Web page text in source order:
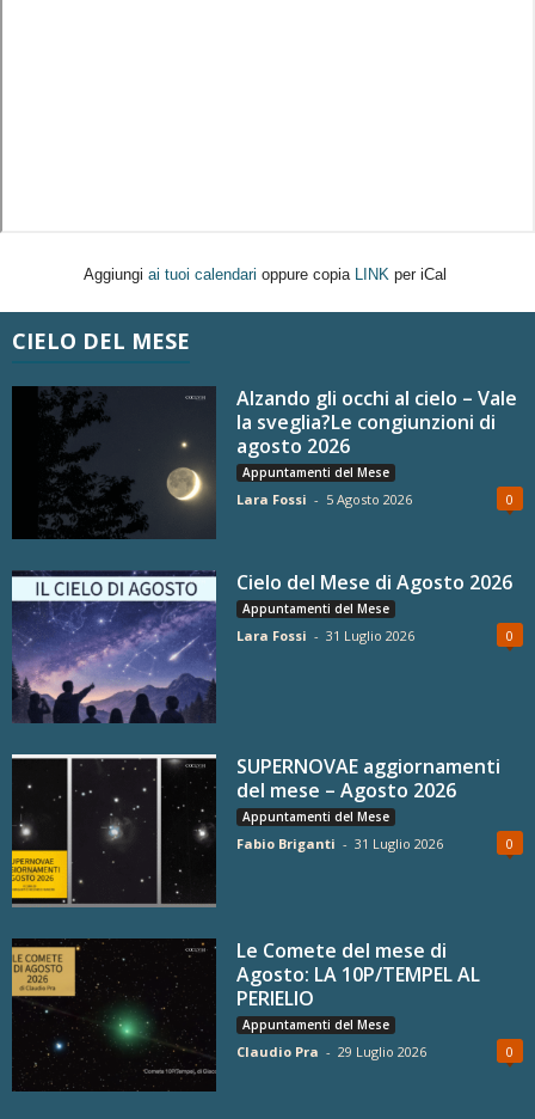
Aggiungi ai tuoi calendari oppure copia LINK per iCal
CIELO DEL MESE
Alzando gli occhi al cielo – Vale
la sveglia?Le congiunzioni di
agosto 2026
Appuntamenti del Mese
Lara Fossi - 5 Agosto 2026 0
Cielo del Mese di Agosto 2026
Appuntamenti del Mese
Lara Fossi - 31 Luglio 2026 0
SUPERNOVAE aggiornamenti
del mese – Agosto 2026
Appuntamenti del Mese
Fabio Briganti - 31 Luglio 2026 0
Le Comete del mese di
Agosto: LA 10P/TEMPEL AL
PERIELIO
Appuntamenti del Mese
Claudio Pra - 29 Luglio 2026 0